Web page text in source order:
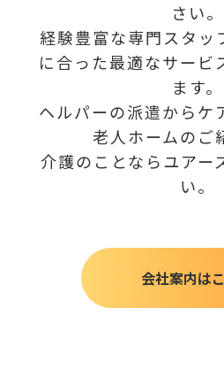
さい。
経験豊富な専門スタッ
に合った最適なサービ
ます。
ヘルパーの派遣からケ
老人ホームのご
介護のことならユアー
い。
会社案内は